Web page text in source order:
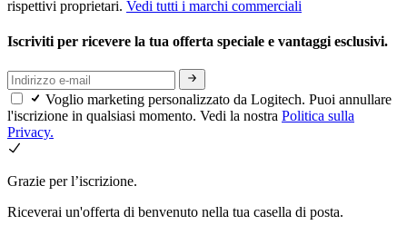
rispettivi proprietari. Vedi tutti i marchi commerciali
Iscriviti per ricevere la tua offerta speciale e vantaggi esclusivi.
Voglio marketing personalizzato da Logitech. Puoi annullare
l'iscrizione in qualsiasi momento. Vedi la nostra Politica sulla
Privacy.
Grazie per l’iscrizione.
Riceverai un'offerta di benvenuto nella tua casella di posta.